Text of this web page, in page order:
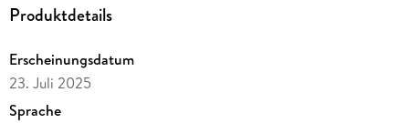
Produktdetails
Erscheinungsdatum
23. Juli 2025
Sprache